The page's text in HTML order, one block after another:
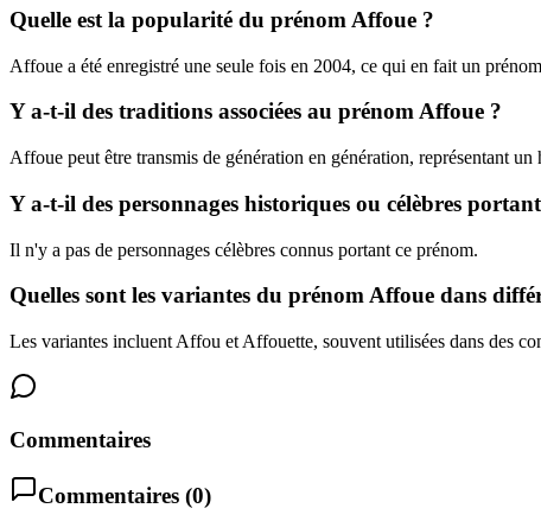
Quelle est la popularité du prénom Affoue ?
Affoue a été enregistré une seule fois en 2004, ce qui en fait un
Y a-t-il des traditions associées au prénom Affoue ?
Affoue peut être transmis de génération en génération, représentant
Y a-t-il des personnages historiques ou célèbres
Il n'y a pas de personnages célèbres connus portant ce prénom.
Quelles sont les variantes du prénom Affoue dans
Les variantes incluent Affou et Affouette, souvent utilisées dans des
Commentaires
Commentaires (0)